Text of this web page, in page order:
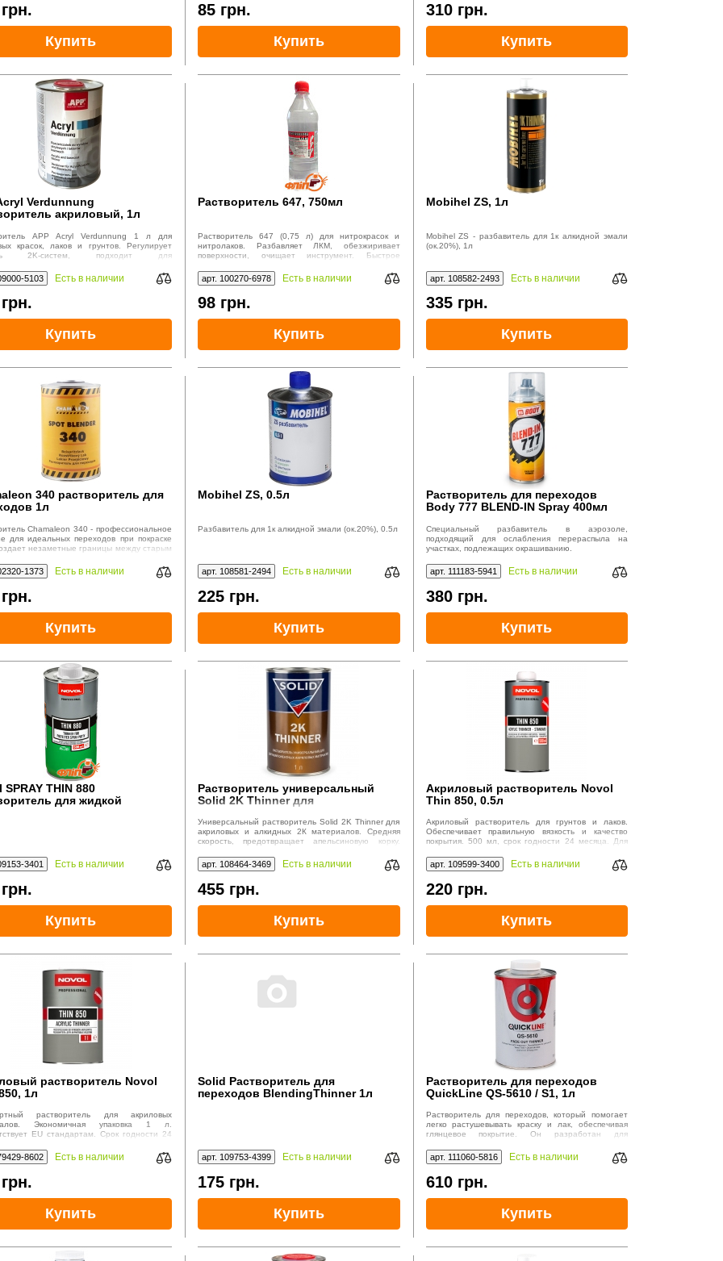
грн.
Купить
85 грн.
Купить
310 грн.
Купить
Verdunnung
акриловый, 1л
APP Acryl Verdunnung 1 л для
красок, лаков и грунтов. Регулирует
2K-систем, подходит для
AVN (нормальный), AVS (быстрый).
Для кузовного ремонта.
5103 Есть в наличии
грн.
Купить
Растворитель 647, 750мл
Растворитель 647 (0,75 л) для нитрокрасок и
нитролаков. Разбавляет ЛКМ, обезжиривает
поверхности, очищает инструмент. Быстрое
для автомаляров, СТО и частных мастеров. ГОСТ
18188-72.
арт. 100270-6978 Есть в наличии
98 грн.
Купить
Mobihel ZS, 1л
Mobihel ZS - разбавитель для 1к алкидной эмали
(ок.20%), 1л
арт. 108582-2493 Есть в наличии
335 грн.
Купить
340 растворитель для
1л
Chamaleon 340 - профессиональное
для идеальных переходов при покраске
незаметные границы между старым
покрытий.
1373 Есть в наличии
грн.
Купить
Mobihel ZS, 0.5л
Разбавитель для 1к алкидной эмали (ок.20%), 0.5л
арт. 108581-2494 Есть в наличии
225 грн.
Купить
Растворитель для переходов
Body 777 BLEND-IN Spray 400мл
Специальный разбавитель в аэрозоле,
подходящий для ослабления перераспыла на
участках, подлежащих окрашиванию.
арт. 111183-5941 Есть в наличии
380 грн.
Купить
SPRAY THIN 880
для жидкой
3401 Есть в наличии
грн.
Купить
Растворитель универсальный
Solid 2K Thinner для
1л
Универсальный растворитель Solid 2K Thinner для
акриловых и алкидных 2К материалов. Средняя
скорость, предотвращает апельсиновую корку.
арт. 108464-3469 Есть в наличии
455 грн.
Купить
Акриловый растворитель Novol
Thin 850, 0.5л
Акриловый растворитель для грунтов и лаков.
Обеспечивает правильную вязкость и качество
покрытия. 500 мл, срок годности 24 месяца. Для
арт. 109599-3400 Есть в наличии
220 грн.
Купить
растворитель Novol
1л
растворитель для акриловых
Экономичная упаковка 1 л.
EU стандартам. Срок годности 24
8602 Есть в наличии
грн.
Купить
Solid Растворитель для
переходов BlendingThinner 1л
арт. 109753-4399 Есть в наличии
175 грн.
Купить
Растворитель для переходов
QuickLine QS-5610 / S1, 1л
Растворитель для переходов, который помогает
легко растушевывать краску и лак, обеспечивая
глянцевое покрытие. Он разработан для
прозрачных лаков, красок для прямого глянца и
лаков с традиционной базовой системой.
арт. 111060-5816 Есть в наличии
610 грн.
Купить